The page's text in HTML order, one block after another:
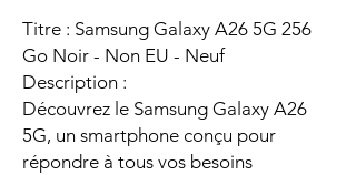
Titre : Samsung Galaxy A26 5G 256
Go Noir - Non EU - Neuf
Description :
Découvrez le Samsung Galaxy A26
5G, un smartphone conçu pour
répondre à tous vos besoins